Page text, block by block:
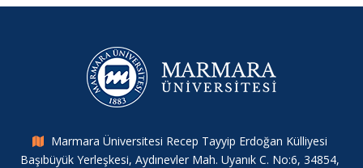
Marmara Üniversitesi Recep Tayyip Erdoğan Külliyesi
Başıbüyük Yerleşkesi, Aydınevler Mah. Uyanık C. No:6, 34854,